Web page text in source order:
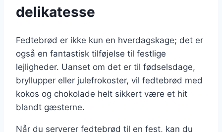
delikatesse
Fedtebrød er ikke kun en hverdagskage; det er
også en fantastisk tilføjelse til festlige
lejligheder. Uanset om det er til fødselsdage,
bryllupper eller julefrokoster, vil fedtebrød med
kokos og chokolade helt sikkert være et hit
blandt gæsterne.
Når du serverer fedtebrød til en fest, kan du